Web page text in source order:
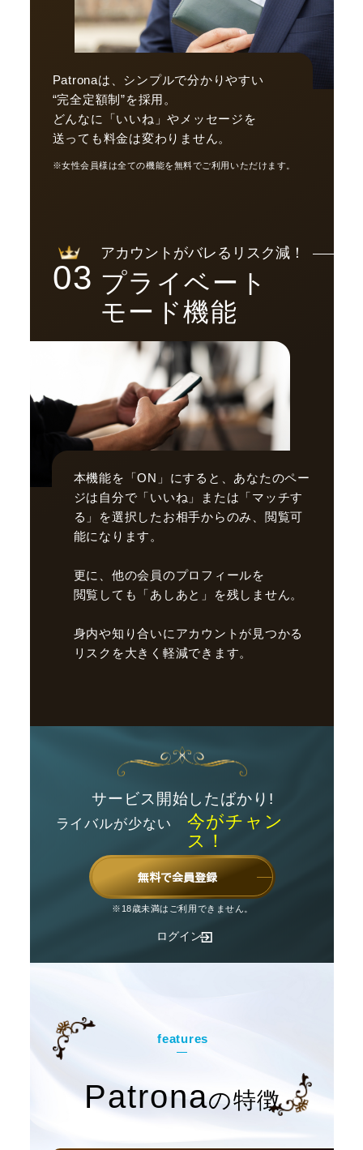
サービス開始したばかり!
ログイン
ライバルが少ない
今がチャン
ス！
無料で会員登録
※18歳未満はご利用できません。
Patronaの特徴
features
アカウントがバレるリスク減！
プライベート
モード機能
03
Patronaは、シンプルで分かりやすい
“完全定額制”を採用。
どんなに「いいね」やメッセージを
送っても料金は変わりません。
※女性会員様は全ての機能を無料でご利用いただけます。
本機能を「ON」にすると、あなたのペー
ジは自分で「いいね」または「マッチす
る」を選択したお相手からのみ、閲覧可
能になります。
更に、他の会員のプロフィールを
閲覧しても「あしあと」を残しません。
身内や知り合いにアカウントが見つかる
リスクを大きく軽減できます。